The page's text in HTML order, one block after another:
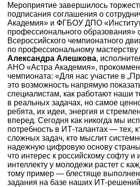
Мероприятие завершилось
подписания соглашения о
Академия» и ФГБОУ ДПО
профессионального образования»
Всероссийского чемпионатного
по профессиональному
Александра Алешкова,
АНО «Астра Академия»,
чемпионата: «Для нас участие в
это возможность напрямую
специалистам, как работают наши
в реальных задачах, но самое
ребята, их идеи, энергия и
вперед. Сегодня как никогда мы
потребность в ИТ-талантах — тех,
сложных задач, кто мыслит
надежную цифровую основу
что интерес к российскому софту и
интеллекту у молодежи растет с
тому пример — блестяще
задания на базе наших ИТ-